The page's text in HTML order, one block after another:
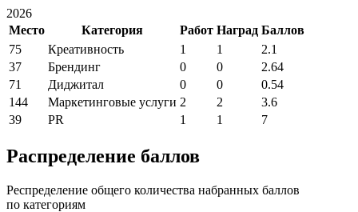
2026
Место
Категория Работ Наград Баллов
75
Креативность 1 1
2.1
37
Брендинг 0 0
2.64
71
Диджитал 0 0
0.54
144
Маркетинговые услуги 2 2
3.6
39
PR 1 1 7
Распределение баллов
Респределение общего количества набранных баллов
по категориям